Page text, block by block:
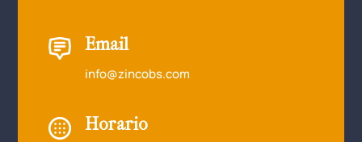
Email
info@zincobs.com
Horario